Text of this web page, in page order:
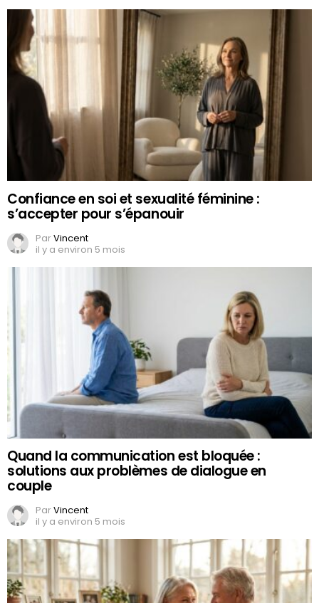
Confiance en soi et sexualité féminine :
s’accepter pour s’épanouir
ParVincent
il y a environ 5 mois
Quand la communication est bloquée :
solutions aux problèmes de dialogue en
couple
ParVincent
il y a environ 5 mois